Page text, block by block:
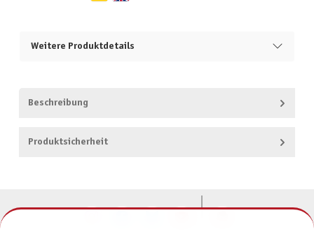
Weitere Produktdetails
Beschreibung
Produktsicherheit